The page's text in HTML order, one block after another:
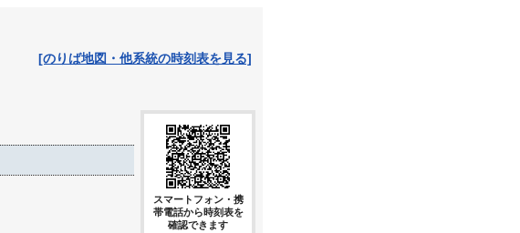
[のりば地図・他系統の時刻表を見る]
スマートフォン・携
帯電話から時刻表を
確認できます